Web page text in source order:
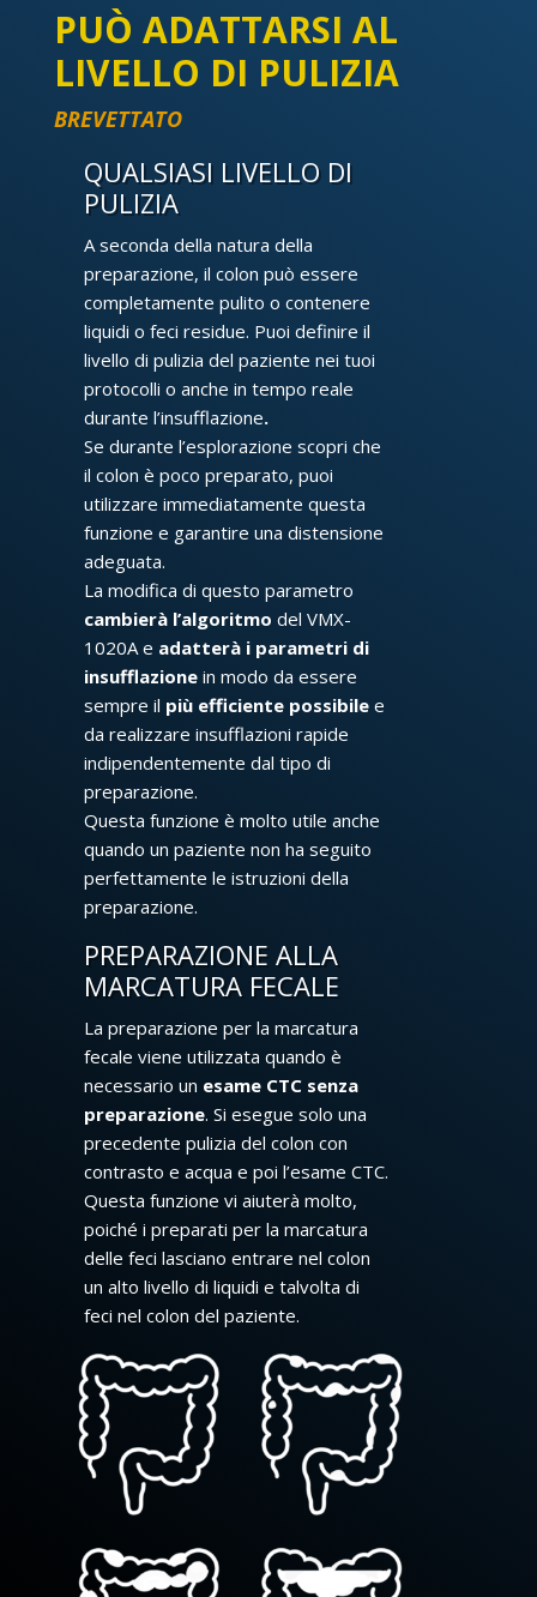
PUÒ ADATTARSI AL
LIVELLO DI PULIZIA
BREVETTATO
QUALSIASI LIVELLO DI
PULIZIA
A seconda della natura della
preparazione, il colon può essere
completamente pulito o contenere
liquidi o feci residue. Puoi definire il
livello di pulizia del paziente nei tuoi
protocolli o anche in tempo reale
durante l’insufflazione.
Se durante l’esplorazione scopri che
il colon è poco preparato, puoi
utilizzare immediatamente questa
funzione e garantire una distensione
adeguata.
La modifica di questo parametro
cambierà l’algoritmo del VMX-
1020A e adatterà i parametri di
insufflazionein modo da essere
sempre il più efficiente possibilee
da realizzare insufflazioni rapide
indipendentemente dal tipo di
preparazione.
Questa funzione è molto utile anche
quando un paziente non ha seguito
perfettamente le istruzioni della
preparazione.
PREPARAZIONE ALLA
MARCATURA FECALE
La preparazione per la marcatura
fecale viene utilizzata quando è
necessario un esame CTC senza
preparazione. Si esegue solo una
precedente pulizia del colon con
contrasto e acqua e poi l’esame CTC.
Questa funzione vi aiuterà molto,
poiché i preparati per la marcatura
delle feci lasciano entrare nel colon
un alto livello di liquidi e talvolta di
feci nel colon del paziente.